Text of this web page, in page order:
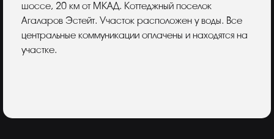
шоссе, 20 км от МКАД. Коттеджный поселок
Агаларов Эстейт. Участок расположен у воды. Все
центральные коммуникации оплачены и находятся на
участке.